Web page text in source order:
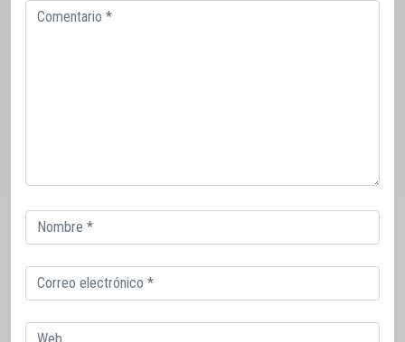
Comentario
Correo
electrónico
Correo
electrónico
Web